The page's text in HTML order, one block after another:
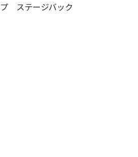
ステージバック